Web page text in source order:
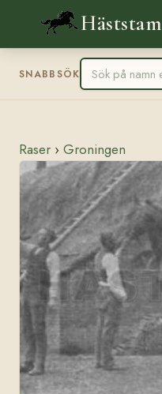
Häststam
SNABBSÖK
Raser › Groningen